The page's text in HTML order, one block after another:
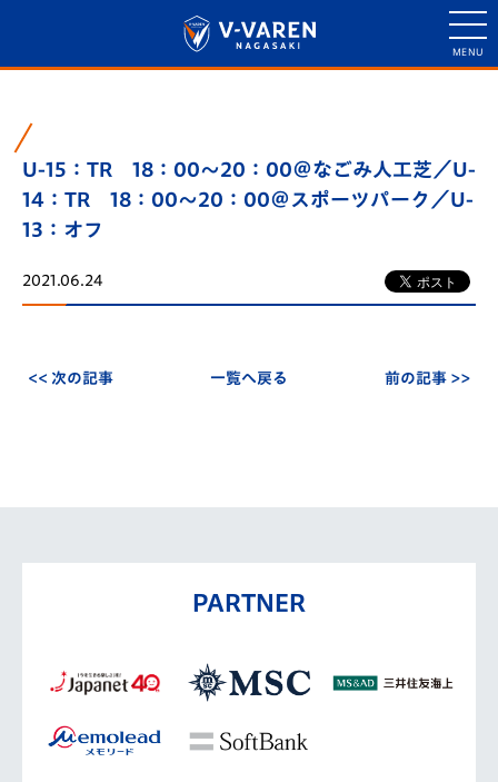
U-15：TR 18：00～20：00＠なごみ人工芝／U-
14：TR 18：00～20：00＠スポーツパーク／U-
13：オフ
2021.06.24
<< 次の記事 一覧へ戻る 前の記事 >>
PARTNER